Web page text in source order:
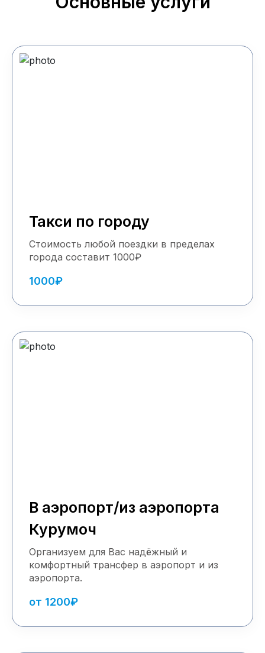
Такси по городу
Стоимость любой поездки в пределах
города составит 1000₽
1000₽
В аэропорт/из аэропорта
Курумоч
Организуем для Вас надёжный и
комфортный трансфер в аэропорт и из
аэропорта.
от 1200₽